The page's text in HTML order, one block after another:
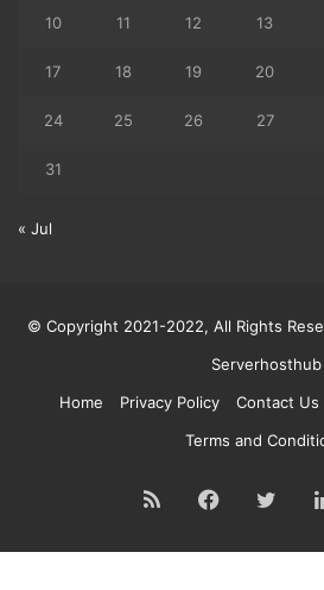
10 11 12 13
17 18 19 20
24 25 26 27
31
« Jul
© Copyright 2021-2022, All Rights
Serverhosthub
Home
Privacy Policy Contact Us
Terms and
RSS Facebook